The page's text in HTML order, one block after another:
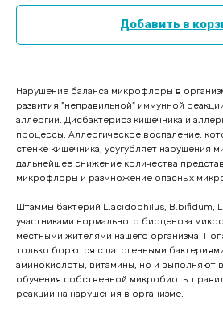
Добавить в
Нарушение баланса микрофлоры в
развития "неправильной" иммунной
аллергии. Дисбактериоз кишечника и
процессы. Аллергическое воспаление,
стенке кишечника, усугубляет нарушения
дальнейшее снижение количества
микрофлоры и размножение опасных
Штаммы бактерий L.acidophilus, B.bifidum,
участниками нормального биоценоза
местными жителями нашего организма.
только борются с патогенными
аминокислоты, витамины, но и выполняют
обучения собственной микробиоты
реакции на нарушения в организме.